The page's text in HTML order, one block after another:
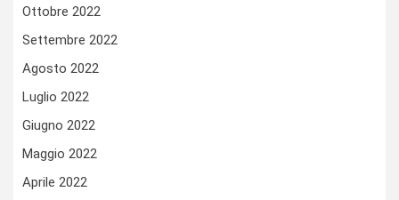
Ottobre 2022
Settembre 2022
Agosto 2022
Luglio 2022
Giugno 2022
Maggio 2022
Aprile 2022